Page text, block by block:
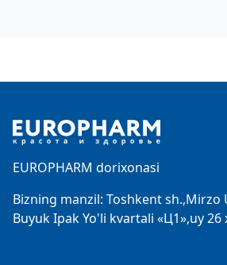
EUROPHARM dorixonasi
Bizning manzil: Toshkent sh.,Mirzo
Buyuk Ipak Yo'li kvartali «Ц1»,uy 26